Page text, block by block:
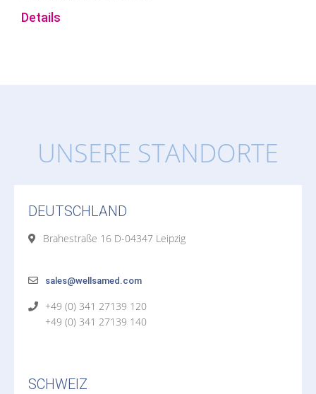
Details
UNSERE STANDORTE
DEUTSCHLAND
Brahestraße 16 D-04347 Leipzig
sales@wellsamed.com
+49 (0) 341 27139 120
+49 (0) 341 27139 140
SCHWEIZ